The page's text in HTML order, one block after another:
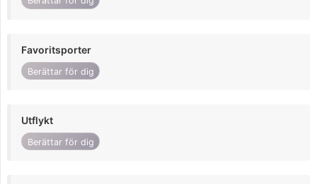
Favoritsporter
Berättar för dig
Utflykt
Berättar för dig